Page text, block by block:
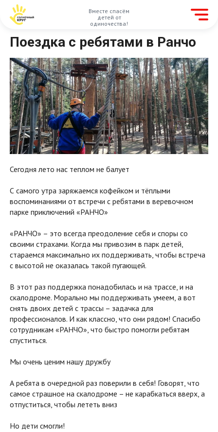
Вместе спасём
детей от
одиночества!
Поездка с ребятами в Ранчо
Сегодня лето нас теплом не балует
С самого утра заряжаемся кофейком и тёплыми
воспоминаниями от встречи с ребятами в веревочном
парке приключений «РАНЧО»
«РАНЧО» – это всегда преодоление себя и споры со
своими страхами. Когда мы привозим в парк детей,
стараемся максимально их поддерживать, чтобы встреча
с высотой не оказалась такой пугающей.
В этот раз поддержка понадобилась и на трассе, и на
скалодроме. Морально мы поддерживать умеем, а вот
снять двоих детей с трассы – задачка для
профессионалов. И как классно, что они рядом! Спасибо
сотрудникам «РАНЧО», что быстро помогли ребятам
спуститься.
Мы очень ценим нашу дружбу
А ребята в очередной раз поверили в себя! Говорят, что
самое страшное на скалодроме – не карабкаться вверх, а
отпуститься, чтобы лететь вниз
Но дети смогли!